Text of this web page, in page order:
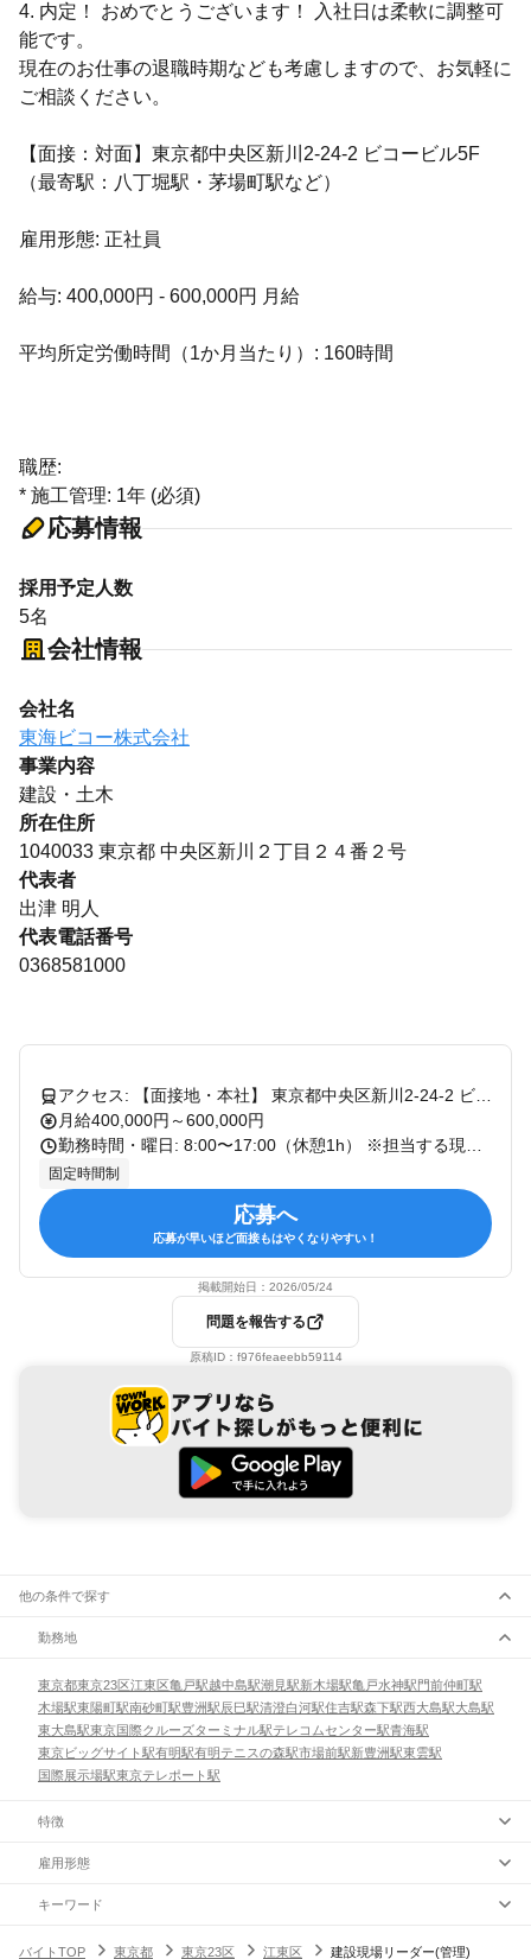
4. 内定！ おめでとうございます！ 入社日は柔軟に調整可
能です。
現在のお仕事の退職時期なども考慮しますので、お気軽に
ご相談ください。
【面接：対面】東京都中央区新川2-24-2 ビコービル5F
（最寄駅：八丁堀駅・茅場町駅など）
雇用形態: 正社員
給与: 400,000円 - 600,000円 月給
平均所定労働時間（1か月当たり）: 160時間
職歴:
* 施工管理: 1年 (必須)
応募情報
採用予定人数
5名
会社情報
会社名
東海ビコー株式会社
事業内容
建設・土木
所在住所
1040033 東京都 中央区新川２丁目２４番２号
代表者
出津 明人
代表電話番号
0368581000
月給400,000円～600,000円
固定時間制
応募へ
応募が早いほど面接もはやくなりやすい！
掲載開始日： 2026/05/24
問題を報告する
原稿ID： f976feaeebb59114
他の条件で探す
勤務地
東京都東京23区江東区亀戸駅越中島駅潮見駅新木場駅亀戸水神駅門前仲町駅
木場駅東陽町駅南砂町駅豊洲駅辰巳駅清澄白河駅住吉駅森下駅西大島駅大島駅
東大島駅東京国際クルーズターミナル駅テレコムセンター駅青海駅
東京ビッグサイト駅有明駅有明テニスの森駅市場前駅新豊洲駅東雲駅
国際展示場駅東京テレポート駅
特徴
雇用形態
キーワード
バイトTOP 東京都 東京23区 江東区 建設現場リーダー(管理)